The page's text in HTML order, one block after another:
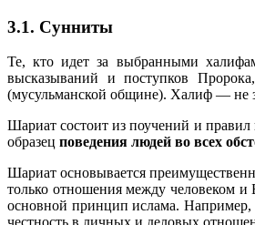
3.1. Сунниты
Те, кто идет за выбранными
высказываний и поступков
(мусульманской общине). Халиф — не
Шариат состоит из поучений и правил
образец поведения людей во всех
Шариат основывается
только отношения между человеком и
основной принцип ислама.